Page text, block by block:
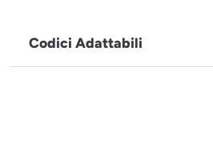
Codici Adattabili